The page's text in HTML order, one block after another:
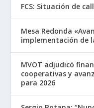
FCS: Situación de
Mesa Redonda
implementación de
MVOT adjudicó
cooperativas y
para 2026